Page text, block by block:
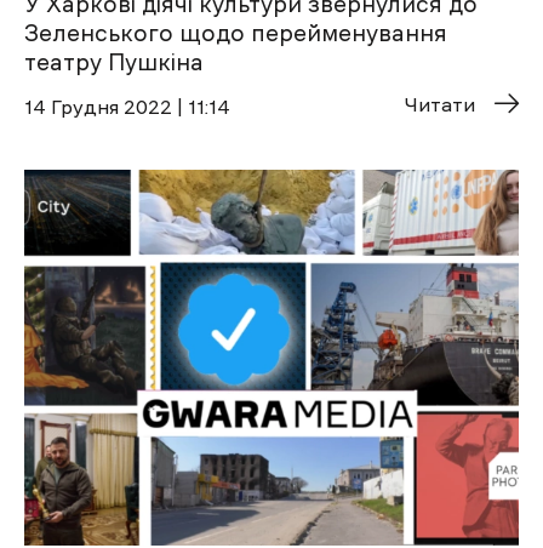
У Харкові діячі культури звернулися до
Зеленського щодо перейменування
театру Пушкіна
14 Грудня 2022 | 11:14 Читати